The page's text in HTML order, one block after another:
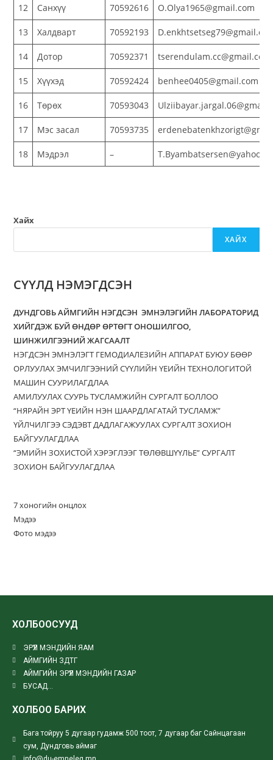
12 Санхүү 70592616 O.Olya1965@gmail.com
13 Халдварт 70592193
14 Дотор 70592371 tserendulam.cc@gmail.com
15 Хүүхэд 70592424 benhee0405@gmail.com
16 Төрөх 70593043
17 Мэс засал 70593735
18 Мэдрэл –
Хайх
ХАЙХ
СҮҮЛД НЭМЭГДСЭН
ДУНДГОВЬ АЙМГИЙН НЭГДСЭН ЭМНЭЛЭГИЙН ЛАБОРАТОРИД
ХИЙГДЭЖ БУЙ ӨНДӨР ӨРТӨГТ ОНОШИЛГОО,
ШИНЖИЛГЭЭНИЙ ЖАГСААЛТ
НЭГДСЭН ЭМНЭЛЭГТ ГЕМОДИАЛЕЗИЙН АППАРАТ БУЮУ БӨӨР
ОРЛУУЛАХ ЭМЧИЛГЭЭНИЙ СҮҮЛИЙН ҮЕИЙН ТЕХНОЛОГИТОЙ
МАШИН СУУРИЛАГДЛАА
АМИЛУУЛАХ СУУРЬ ТУСЛАМЖИЙН СУРГАЛТ БОЛЛОО
“НЯРАЙН ЭРТ ҮЕИЙН НЭН ШААРДЛАГАТАЙ ТУСЛАМЖ”
ҮЙЛЧИЛГЭЭ СЭДЭВТ ДАДЛАГАЖУУЛАХ СУРГАЛТ ЗОХИОН
БАЙГУУЛАГДЛАА
“ЭМИЙН ЗОХИСТОЙ ХЭРЭГЛЭЭГ ТӨЛӨВШҮҮЛЬЕ” СУРГАЛТ
ЗОХИОН БАЙГУУЛАГДЛАА
7 хоногийн онцлох
Мэдээ
Фото мэдээ
ХОЛБООСУУД
ЭРҮҮЛ МЭНДИЙН ЯАМ
АЙМГИЙН ЗДТГ
АЙМГИЙН ЭРҮҮЛ МЭНДИЙН ГАЗАР
БУСАД...
ХОЛБОО БАРИХ
Бага тойруу 5 дугаар гудамж 500 тоот, 7 дугаар баг Сайнцагаан
сум, Дундговь аймаг